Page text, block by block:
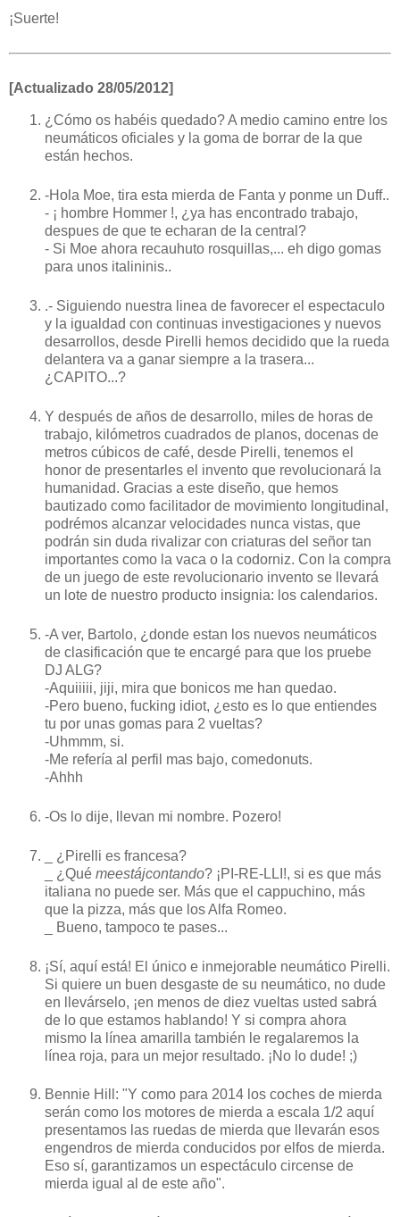
¡Suerte!
[Actualizado 28/05/2012]
¿Cómo os habéis quedado? A medio camino entre los
neumáticos oficiales y la goma de borrar de la que
están hechos.
-Hola Moe, tira esta mierda de Fanta y ponme un Duff..
- ¡ hombre Hommer !, ¿ya has encontrado trabajo,
despues de que te echaran de la central?
- Si Moe ahora recauhuto rosquillas,... eh digo gomas
para unos italininis..
.- Siguiendo nuestra linea de favorecer el espectaculo
y la igualdad con continuas investigaciones y nuevos
desarrollos, desde Pirelli hemos decidido que la rueda
delantera va a ganar siempre a la trasera...
¿CAPITO...?
Y después de años de desarrollo, miles de horas de
trabajo, kilómetros cuadrados de planos, docenas de
metros cúbicos de café, desde Pirelli, tenemos el
honor de presentarles el invento que revolucionará la
humanidad. Gracias a este diseño, que hemos
bautizado como facilitador de movimiento longitudinal,
podrémos alcanzar velocidades nunca vistas, que
podrán sin duda rivalizar con criaturas del señor tan
importantes como la vaca o la codorniz. Con la compra
de un juego de este revolucionario invento se llevará
un lote de nuestro producto insignia: los calendarios.
-A ver, Bartolo, ¿donde estan los nuevos neumáticos
de clasificación que te encargé para que los pruebe
DJ ALG?
-Aquiiiii, jiji, mira que bonicos me han quedao.
-Pero bueno, fucking idiot, ¿esto es lo que entiendes
tu por unas gomas para 2 vueltas?
-Uhmmm, si.
-Me refería al perfil mas bajo, comedonuts.
-Ahhh
-Os lo dije, llevan mi nombre. Pozero!
_ ¿Pirelli es francesa?
_ ¿Qué meestájcontando? ¡PI-RE-LLI!, si es que más
italiana no puede ser. Más que el cappuchino, más
que la pizza, más que los Alfa Romeo.
_ Bueno, tampoco te pases...
¡Sí, aquí está! El único e inmejorable neumático Pirelli.
Si quiere un buen desgaste de su neumático, no dude
en llevárselo, ¡en menos de diez vueltas usted sabrá
de lo que estamos hablando! Y si compra ahora
mismo la línea amarilla también le regalaremos la
línea roja, para un mejor resultado. ¡No lo dude! ;)
Bennie Hill: "Y como para 2014 los coches de mierda
serán como los motores de mierda a escala 1/2 aquí
presentamos las ruedas de mierda que llevarán esos
engendros de mierda conducidos por elfos de mierda.
Eso sí, garantizamos un espectáculo circense de
mierda igual al de este año".